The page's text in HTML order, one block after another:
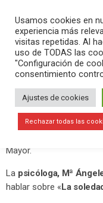
octubre 7, 2020
«La soledad
charla del
Esta tarde ha
Mayor.
La psicóloga, Mª
hablar sobre «La
Usamos cookies en
experiencia más
visitas repetidas. Al
uso de TODAS las
"Configuración de
consentimiento
Ajustes de cookies
Rechazar todas las